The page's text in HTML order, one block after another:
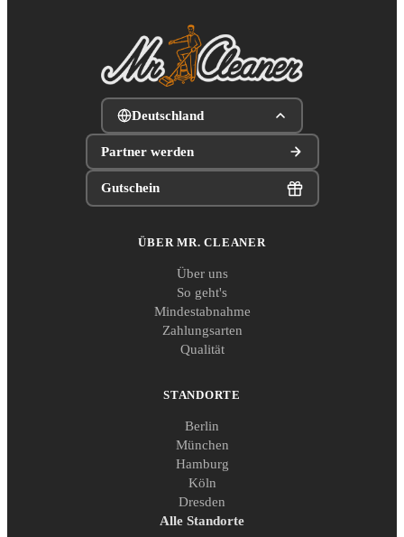
Deutschland
Partner werden
Gutschein
ÜBER MR. CLEANER
Über uns
So geht's
Mindestabnahme
Zahlungsarten
Qualität
STANDORTE
Berlin
München
Hamburg
Köln
Dresden
Alle Standorte